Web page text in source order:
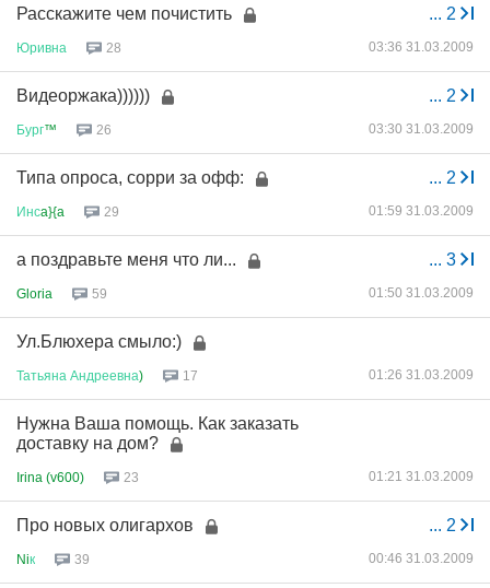
... 2
Расскажите чем почистить
Юривна 28 03:36 31.03.2009
... 2
Видеоржака))))))
Бург™ 26 03:30 31.03.2009
... 2
Типа опроса, сорри за офф:
Инсa}{a 29 01:59 31.03.2009
... 3
а поздравьте меня что ли...
Gloria 59 01:50 31.03.2009
Ул.Блюхера смыло:)
Татьяна Андреевна) 17 01:26 31.03.2009
Нужна Ваша помощь. Как заказать
доставку на дом?
Irina (v600) 23 01:21 31.03.2009
... 2
Про новых олигархов
Niк 39 00:46 31.03.2009